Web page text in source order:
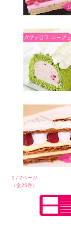
1 / 2ページ
（全25件）